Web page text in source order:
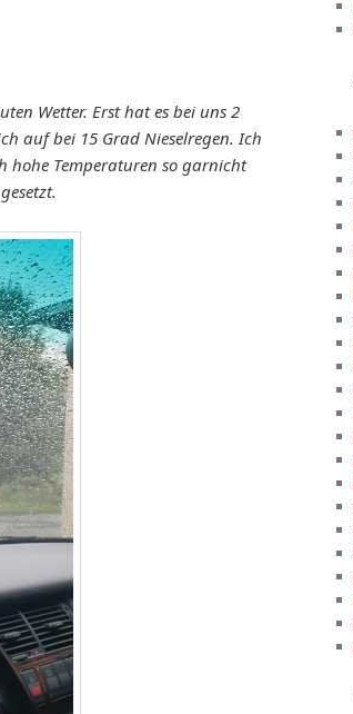
Wetter. Erst hat es bei uns 2
auf bei 15 Grad Nieselregen. Ich
hohe Temperaturen so garnicht